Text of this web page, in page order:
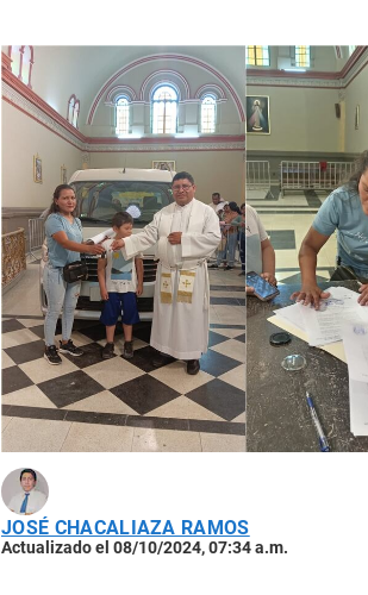
JOSÉ CHACALIAZA RAMOS
Actualizado el 08/10/2024, 07:34 a.m.